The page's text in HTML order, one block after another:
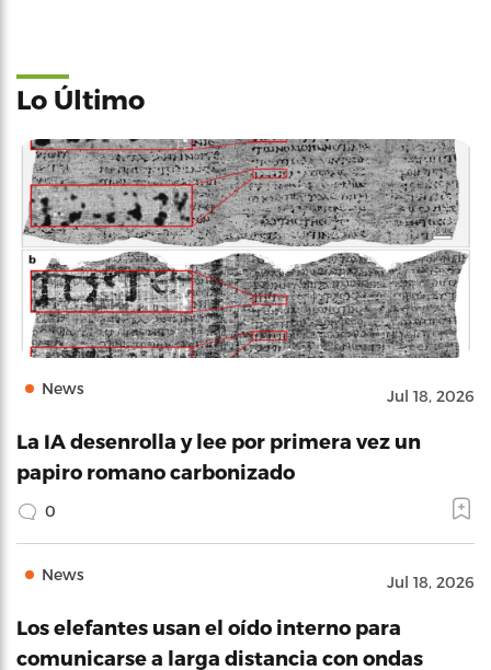
Lo Último
News Jul 18, 2026
La IA desenrolla y lee por primera vez un
papiro romano carbonizado
0
News Jul 18, 2026
Los elefantes usan el oído interno para
comunicarse a larga distancia con ondas